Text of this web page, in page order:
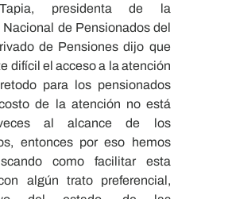
presidenta de la
de Pensionados del
de Pensiones dijo que
difícil el acceso a la atención
para los pensionados
de la atención no está
al alcance de los
entonces por eso hemos
como facilitar esta
algún trato preferencial,